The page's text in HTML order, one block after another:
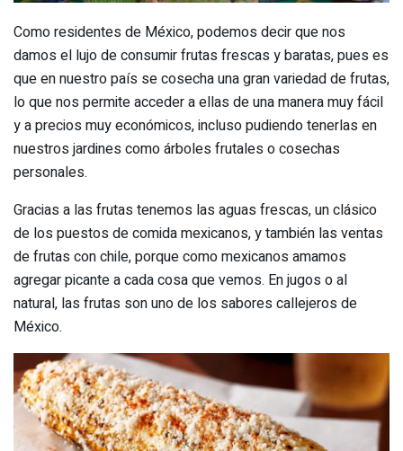
Como residentes de México, podemos decir que nos
damos el lujo de consumir frutas frescas y baratas, pues es
que en nuestro país se cosecha una gran variedad de frutas,
lo que nos permite acceder a ellas de una manera muy fácil
y a precios muy económicos, incluso pudiendo tenerlas en
nuestros jardines como árboles frutales o cosechas
personales.
Gracias a las frutas tenemos las aguas frescas, un clásico
de los puestos de comida mexicanos, y también las ventas
de frutas con chile, porque como mexicanos amamos
agregar picante a cada cosa que vemos. En jugos o al
natural, las frutas son uno de los sabores callejeros de
México.